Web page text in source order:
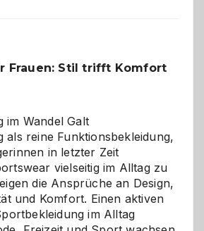
gegen
Chaos
Frauen: Stil trifft Komfort
im Wandel Galt
als reine Funktionsbekleidung,
in letzter Zeit
vielseitig im Alltag zu
die Ansprüche an Design,
und Komfort. Einen aktiven
im Alltag